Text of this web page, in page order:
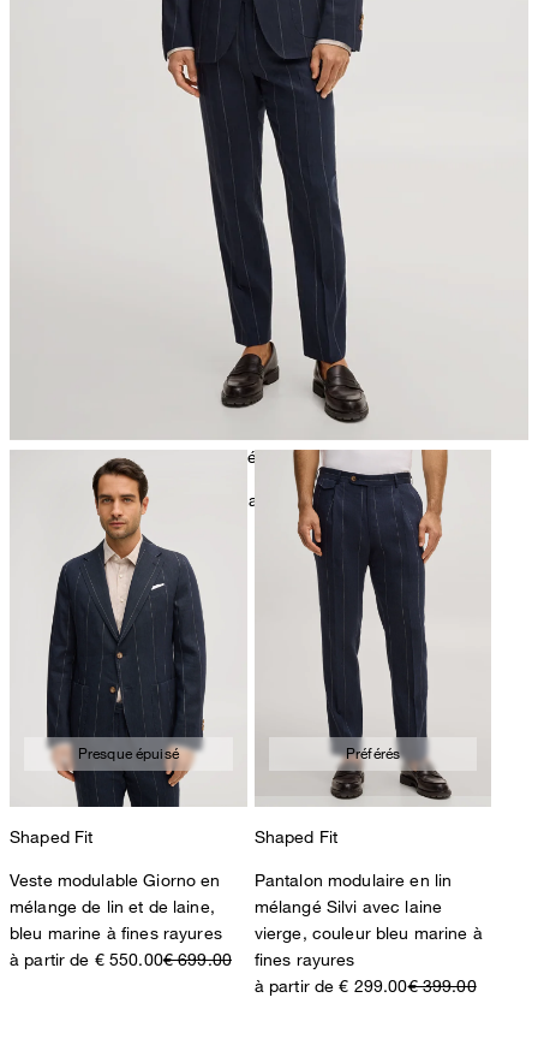
repassage à faible température
nettoyage à sec avec perchloréthylène, délicat
Vous trouverez d'autres informations d'entretien sous:Nos
qualités : le lin
Presque épuisé
Shaped Fit
Veste modulable Giorno en
mélange de lin et de laine,
bleu marine à fines rayures
à partir de € 550.00€ 699.00
Préférés
Shaped Fit
Pantalon modulaire en lin
mélangé Silvi avec laine
vierge, couleur bleu marine à
fines rayures
à partir de € 299.00€ 399.00